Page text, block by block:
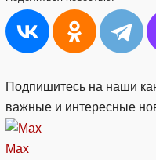
Подпишитесь на наши
важные и интересные
Max